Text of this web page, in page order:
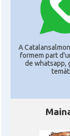
A
formem part
de whatsapp,